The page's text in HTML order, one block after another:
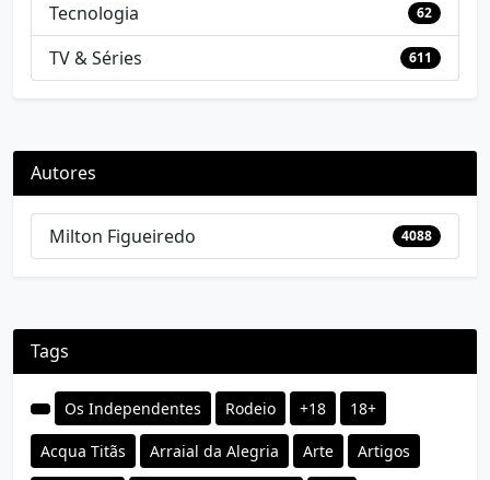
Tecnologia 62
TV & Séries 611
Autores
Milton Figueiredo 4088
Tags
Os Independentes Rodeio +18 18+
Acqua Titãs Arraial da Alegria Arte Artigos